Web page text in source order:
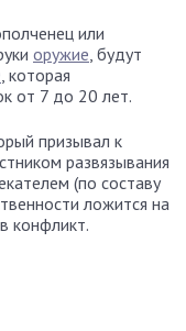
или
оружие , будут
, которая
от 7 до 20 лет.
призывал к
развязывания
(по составу
ложится на
конфликт.